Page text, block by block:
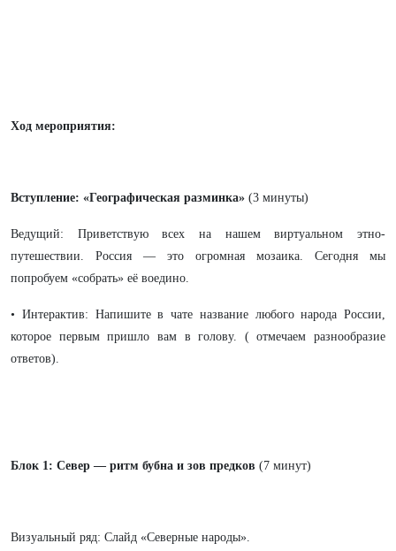
Ход мероприятия:
Вступление: «Географическая разминка» (3 минуты)
Ведущий: Приветствую всех на нашем виртуальном этно-
путешествии. Россия — это огромная мозаика. Сегодня мы
попробуем «собрать» её воедино.
• Интерактив: Напишите в чате название любого народа России,
которое первым пришло вам в голову. ( отмечаем разнообразие
ответов).
Блок 1: Север — ритм бубна и зов предков (7 минут)
Визуальный ряд: Слайд «Северные народы».